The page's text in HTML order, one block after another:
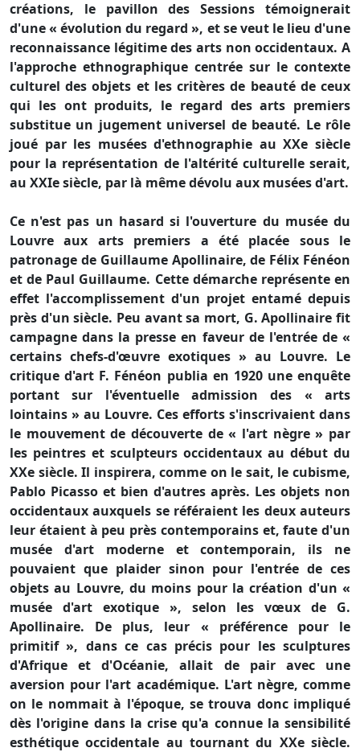
créations, le pavillon des Sessions témoignerait
d'une « évolution du regard », et se veut le lieu d'une
reconnaissance légitime des arts non occidentaux. A
l'approche ethnographique centrée sur le contexte
culturel des objets et les critères de beauté de ceux
qui les ont produits, le regard des arts premiers
substitue un jugement universel de beauté. Le rôle
joué par les musées d'ethnographie au XXe siècle
pour la représentation de l'altérité culturelle serait,
au XXIe siècle, par là même dévolu aux musées d'art.
Ce n'est pas un hasard si l'ouverture du musée du
Louvre aux arts premiers a été placée sous le
patronage de Guillaume Apollinaire, de Félix Fénéon
et de Paul Guillaume. Cette démarche représente en
effet l'accomplissement d'un projet entamé depuis
près d'un siècle. Peu avant sa mort, G. Apollinaire fit
campagne dans la presse en faveur de l'entrée de «
certains chefs-d'œuvre exotiques » au Louvre. Le
critique d'art F. Fénéon publia en 1920 une enquête
portant sur l'éventuelle admission des « arts
lointains » au Louvre. Ces efforts s'inscrivaient dans
le mouvement de découverte de « l'art nègre » par
les peintres et sculpteurs occidentaux au début du
XXe siècle. Il inspirera, comme on le sait, le cubisme,
Pablo Picasso et bien d'autres après. Les objets non
occidentaux auxquels se référaient les deux auteurs
leur étaient à peu près contemporains et, faute d'un
musée d'art moderne et contemporain, ils ne
pouvaient que plaider sinon pour l'entrée de ces
objets au Louvre, du moins pour la création d'un «
musée d'art exotique », selon les vœux de G.
Apollinaire. De plus, leur « préférence pour le
primitif », dans ce cas précis pour les sculptures
d'Afrique et d'Océanie, allait de pair avec une
aversion pour l'art académique. L'art nègre, comme
on le nommait à l'époque, se trouva donc impliqué
dès l'origine dans la crise qu'a connue la sensibilité
esthétique occidentale au tournant du XXe siècle.